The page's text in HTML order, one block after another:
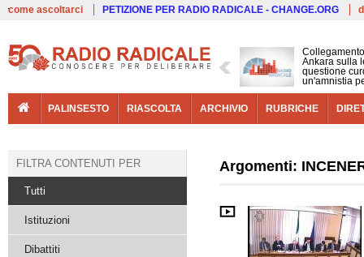
come ascoltarci PETIZIONE PER RADIO RADICALE - CHANGE.ORG
Ankara sulla
questione
un'amnistia
PALINSESTO RIASCOLTA ARCHIVIO RUBRICHE
Argomenti:
FILTRA CONTENUTI PER
Tutti
Istituzioni
Dibattiti